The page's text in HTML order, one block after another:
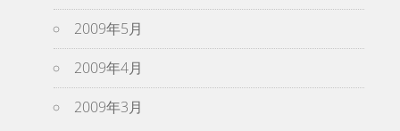
2009年5月
2009年4月
2009年3月